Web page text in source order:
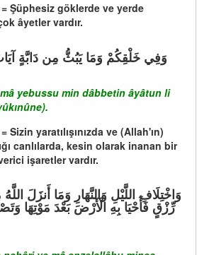
Şüphesiz göklerde ve yerde
âyetler vardır.
وَفِي خَلْقِكُمْ وَمَا يَبُثُّ مِن دَابَّةٍ
mâ yebussu min dâbbetin âyâtun li
Sizin yaratılışınızda ve (Allah'ın)
canlılarda, kesin olarak inanan bir
işaretler vardır.
رِّزْقٍ فَأَحْيَا بِهِ الْأَرْضَ بَعْدَ مَوْتِهَا